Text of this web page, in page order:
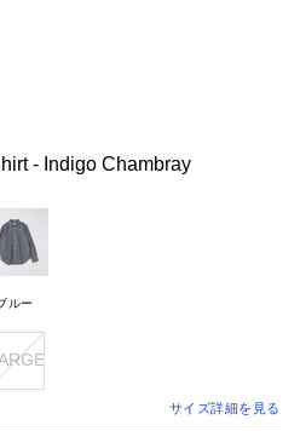
- Indigo Chambray
ルー
サイズ詳細を見る